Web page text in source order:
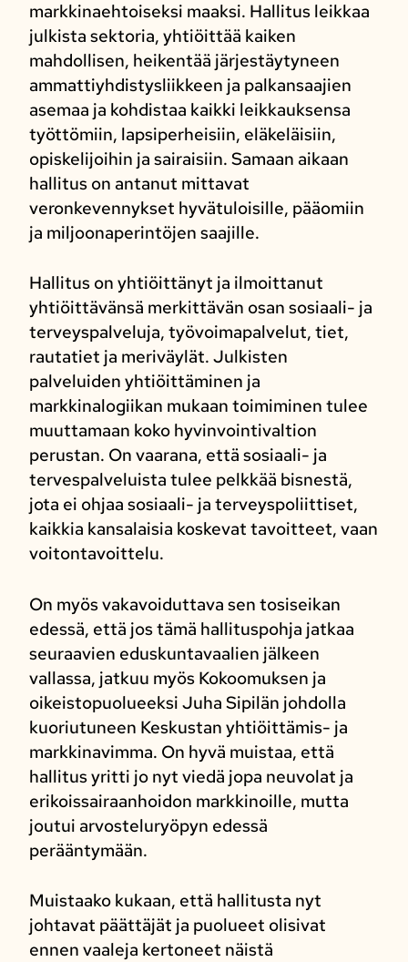
markkinaehtoiseksi maaksi. Hallitus leikkaa
julkista sektoria, yhtiöittää kaiken
mahdollisen, heikentää järjestäytyneen
ammattiyhdistysliikkeen ja palkansaajien
asemaa ja kohdistaa kaikki leikkauksensa
työttömiin, lapsiperheisiin, eläkeläisiin,
opiskelijoihin ja sairaisiin. Samaan aikaan
hallitus on antanut mittavat
veronkevennykset hyvätuloisille, pääomiin
ja miljoonaperintöjen saajille.
Hallitus on yhtiöittänyt ja ilmoittanut
yhtiöittävänsä merkittävän osan sosiaali- ja
terveyspalveluja, työvoimapalvelut, tiet,
rautatiet ja meriväylät. Julkisten
palveluiden yhtiöittäminen ja
markkinalogiikan mukaan toimiminen tulee
muuttamaan koko hyvinvointivaltion
perustan. On vaarana, että sosiaali- ja
tervespalveluista tulee pelkkää bisnestä,
jota ei ohjaa sosiaali- ja terveyspoliittiset,
kaikkia kansalaisia koskevat tavoitteet, vaan
voitontavoittelu.
On myös vakavoiduttava sen tosiseikan
edessä, että jos tämä hallituspohja jatkaa
seuraavien eduskuntavaalien jälkeen
vallassa, jatkuu myös Kokoomuksen ja
oikeistopuolueeksi Juha Sipilän johdolla
kuoriutuneen Keskustan yhtiöittämis- ja
markkinavimma. On hyvä muistaa, että
hallitus yritti jo nyt viedä jopa neuvolat ja
erikoissairaanhoidon markkinoille, mutta
joutui arvosteluryöpyn edessä
perääntymään.
Muistaako kukaan, että hallitusta nyt
johtavat päättäjät ja puolueet olisivat
ennen vaaleja kertoneet näistä